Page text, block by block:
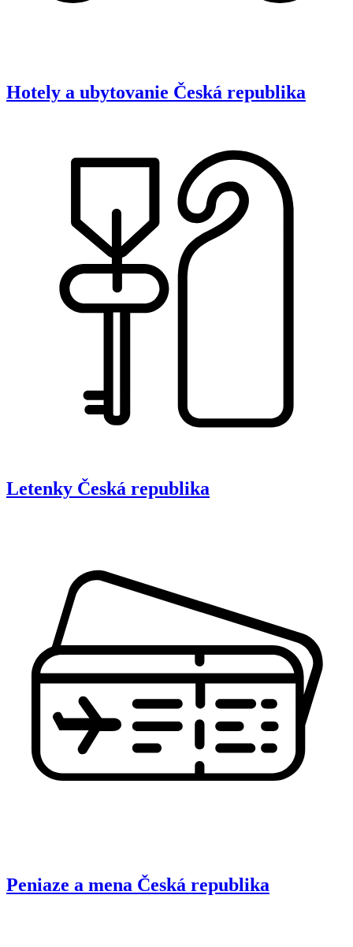
Hotely a ubytovanie Česká republika
Letenky Česká republika
Peniaze a mena Česká republika